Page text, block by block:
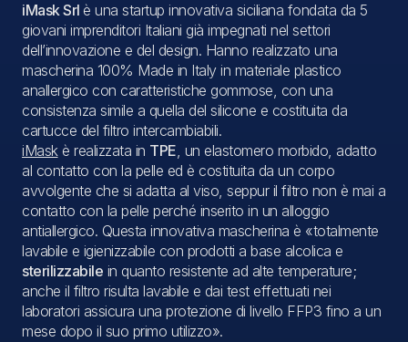
iMask Srl è una startup innovativa siciliana fondata da 5
giovani imprenditori Italiani già impegnati nel settori
dell’innovazione e del design. Hanno realizzato una
mascherina 100% Made in Italy in materiale plastico
anallergico con caratteristiche gommose, con una
consistenza simile a quella del silicone e costituita da
cartucce del filtro intercambiabili.
iMaskè realizzata in TPE, un elastomero morbido, adatto
al contatto con la pelle ed è costituita da un corpo
avvolgente che si adatta al viso, seppur il filtro non è mai a
contatto con la pelle perché inserito in un alloggio
antiallergico. Questa innovativa mascherina è «totalmente
lavabile e igienizzabile con prodotti a base alcolica e
sterilizzabile in quanto resistente ad alte temperature;
anche il filtro risulta lavabile e dai test effettuati nei
laboratori assicura una protezione di livello FFP3 fino a un
mese dopo il suo primo utilizzo».